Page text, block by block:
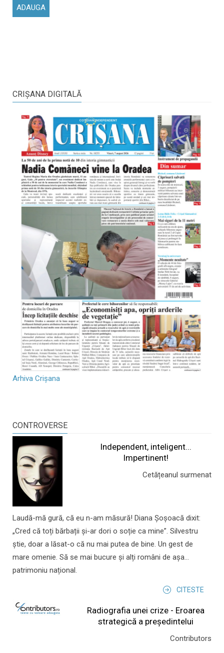
CRIŞANA DIGITALĂ
Arhiva Crișana
CONTROVERSE
Independent, inteligent...
Impertinent!
Cetățeanul surmenat
Laudă-mă gură, că eu n-am măsură! Diana Șoșoacă dixit:
„Cred că toți bărbații și-ar dori o soție ca mine”. Silvestru
știe, doar a lăsat-o că nu mai putea de bine. Un gest de
mare omenie. Să se mai bucure și alți români de așa...
patrimoniu național.
CITESTE
Radiografia unei crize - Eroarea
strategică a președintelui
Contributors